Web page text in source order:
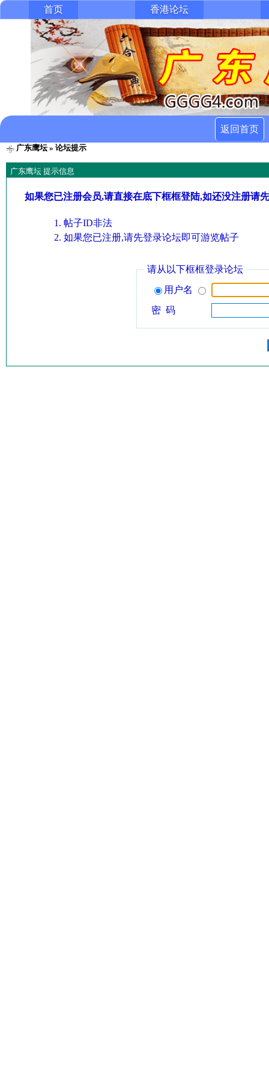
首页 香港论坛
返回首页
广东鹰坛» 论坛提示
广东鹰坛 提示信息
如果您已注册会员,请直接在底下框框登陆,如还没注册请
帖子ID非法
如果您已注册,请先登录论坛即可游览帖子
请从以下框框登录论坛
用户名
密 码